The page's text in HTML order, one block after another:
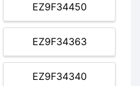
EZ9F34450
EZ9F34363
EZ9F34340